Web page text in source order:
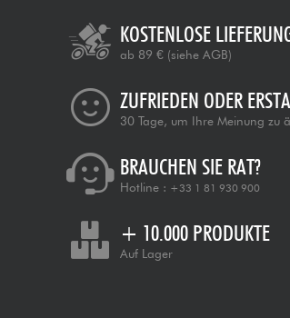
KOSTENLOSE
ab 89 € (siehe AGB)
ZUFRIEDEN ODER
30 Tage, um Ihre Meinung zu
BRAUCHEN SIE RAT?
Hotline : +33 1 81 930 900
+ 10.000 PRODUKTE
Auf Lager